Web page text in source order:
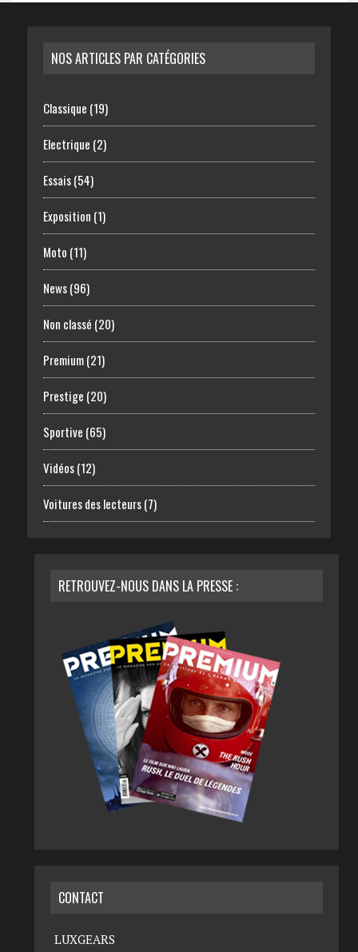
NOS ARTICLES PAR CATÉGORIES
Classique (19)
Electrique (2)
Essais(54)
Exposition (1)
Moto (11)
News(96)
Non classé (20)
Premium(21)
Prestige (20)
Sportive (65)
Vidéos(12)
Voitures des lecteurs(7)
RETROUVEZ-NOUS DANS LA PRESSE :
CONTACT
LUXGEARS